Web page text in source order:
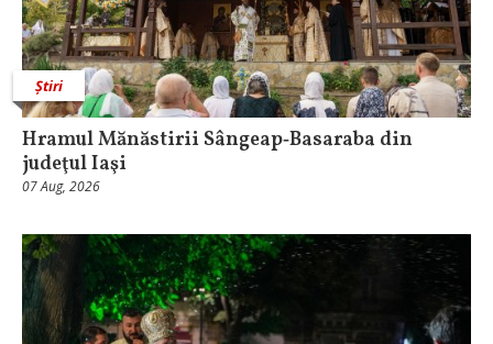
Știri
Hramul Mănăstirii Sângeap‑Basaraba din
judeţul Iaşi
07 Aug, 2026